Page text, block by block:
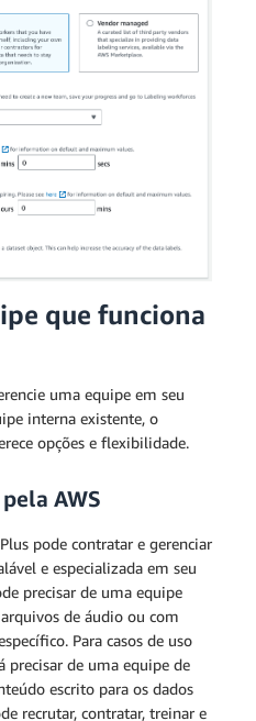
que funciona
uma equipe em seu
interna existente, o
opções e flexibilidade.
AWS
pode contratar e gerenciar
e especializada em seu
precisar de uma equipe
de áudio ou com
Para casos de uso
precisar de uma equipe de
escrito para os dados
recrutar, contratar, treinar e